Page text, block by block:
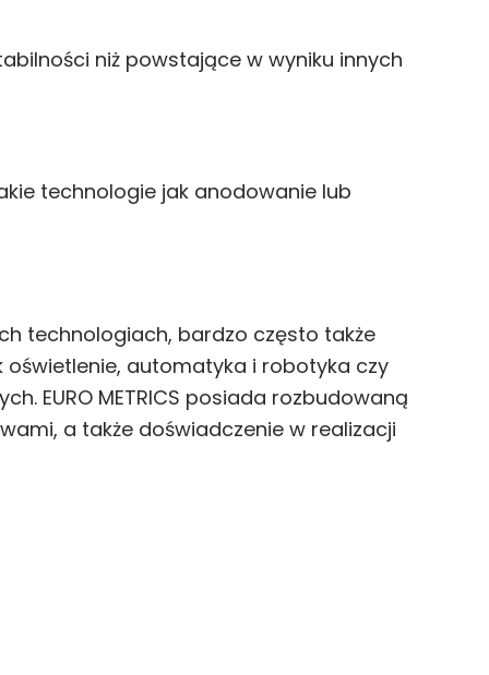
niż powstające w wyniku innych
technologie jak anodowanie lub
technologiach, bardzo często także
oświetlenie, automatyka i robotyka czy
EURO METRICS posiada rozbudowaną
a także doświadczenie w realizacji